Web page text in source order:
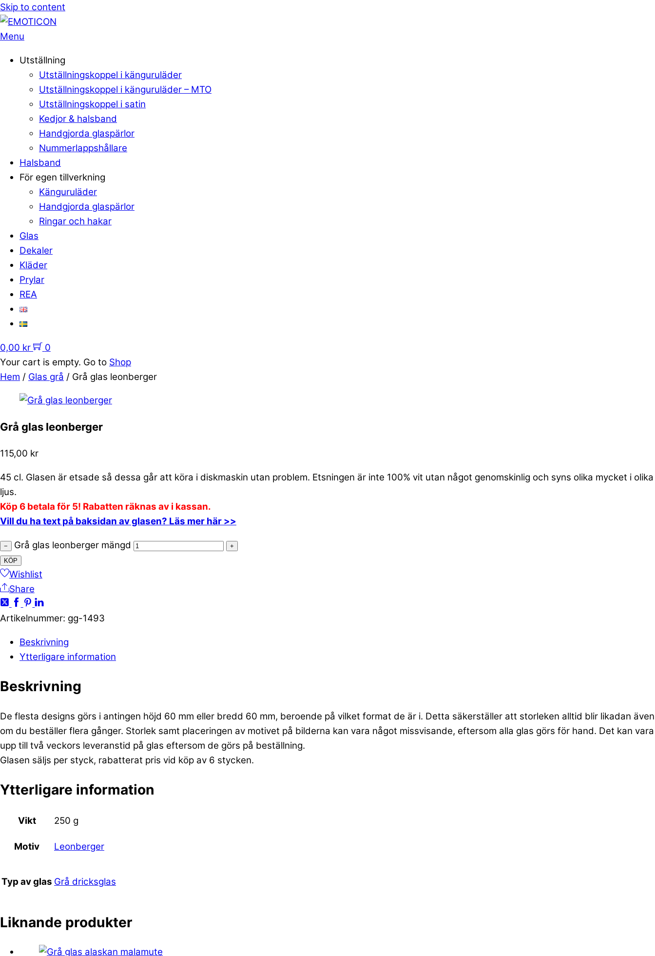
Skip to content
Menu
Utställning
Utställningskoppel i känguruläder
Utställningskoppel i känguruläder – MTO
Utställningskoppel i satin
Kedjor & halsband
Handgjorda glaspärlor
Nummerlappshållare
Halsband
För egen tillverkning
Känguruläder
Handgjorda glaspärlor
Ringar och hakar
Glas
Dekaler
Kläder
Prylar
REA
0,00 kr
0
Your cart is empty. Go to Shop
Hem / Glas grå / Grå glas leonberger
Grå glas leonberger
115,00 kr
45 cl. Glasen är etsade så dessa går att köra i diskmaskin utan problem. Etsningen är inte 100% vit utan något genomskinlig och syns olika mycket i olika
ljus.
Köp 6 betala för 5! Rabatten räknas av i kassan.
Vill du ha text på baksidan av glasen? Läs mer här >>
− Grå glas leonberger mängd
+
KÖP
Wishlist
Share
Artikelnummer: gg-1493
Beskrivning
Ytterligare information
Beskrivning
De flesta designs görs i antingen höjd 60 mm eller bredd 60 mm, beroende på vilket format de är i. Detta säkerställer att storleken alltid blir likadan även
om du beställer flera gånger. Storlek samt placeringen av motivet på bilderna kan vara något missvisande, eftersom alla glas görs för hand. Det kan vara
upp till två veckors leveranstid på glas eftersom de görs på beställning.
Glasen säljs per styck, rabatterat pris vid köp av 6 stycken.
Ytterligare information
Vikt 250 g
Motiv Leonberger
Typ av glas Grå dricksglas
Liknande produkter